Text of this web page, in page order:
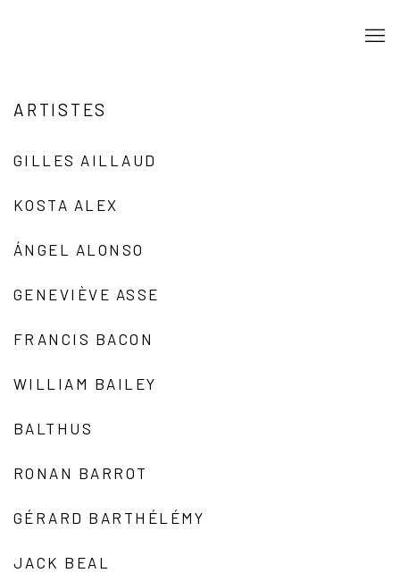
ARTISTES
GILLES AILLAUD
KOSTA ALEX
ÁNGEL ALONSO
GENEVIÈVE ASSE
FRANCIS BACON
WILLIAM BAILEY
BALTHUS
RONAN BARROT
GÉRARD BARTHÉLÉMY
JACK BEAL